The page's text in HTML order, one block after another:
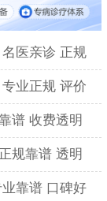
医亲诊 正规
业正规 评价
谱 收费透明
规靠谱 透明
靠谱 口碑好